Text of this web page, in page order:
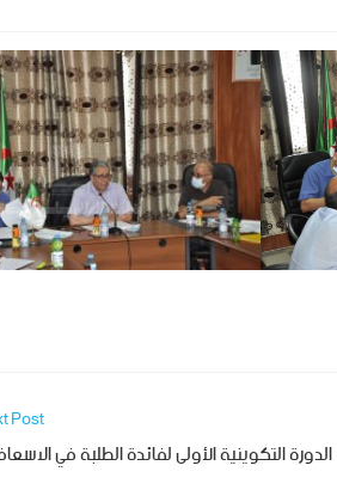
Post
الدورة التكوينية الأولى لفائدة الطلبة في